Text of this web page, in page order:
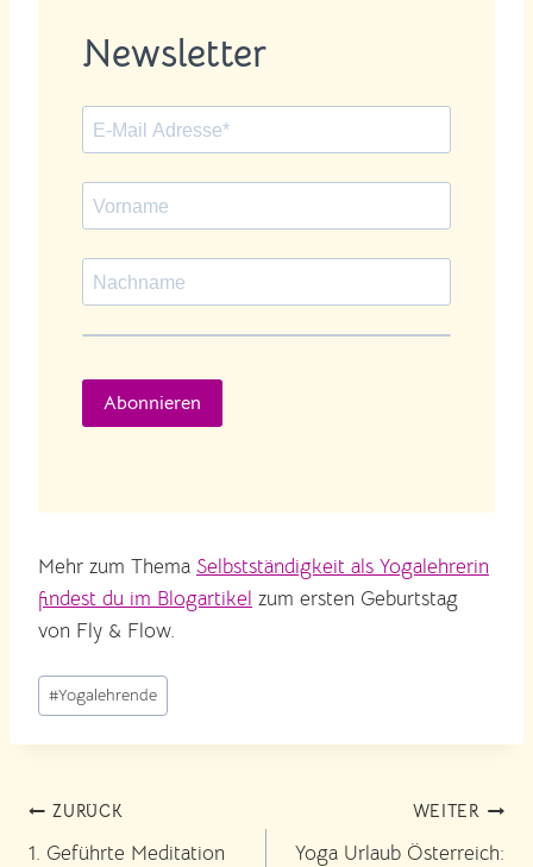
Newsletter
Abonnieren
Mehr zum Thema Selbstständigkeit als Yogalehrerin
findest du im Blogartikel zum ersten Geburtstag
von Fly & Flow.
Schlagworte:
#Yogalehrende
Beitragsnavigation
ZURÜCK
1. Geführte Meditation
WEITER
Yoga Urlaub Österreich: